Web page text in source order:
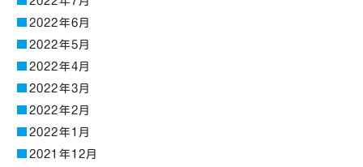
2022年6月
2022年5月
2022年4月
2022年3月
2022年2月
2022年1月
2021年12月